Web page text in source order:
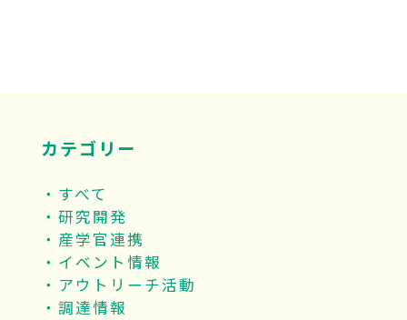
カテゴリー
すべて
研究開発
産学官連携
イベント情報
アウトリーチ活動
調達情報